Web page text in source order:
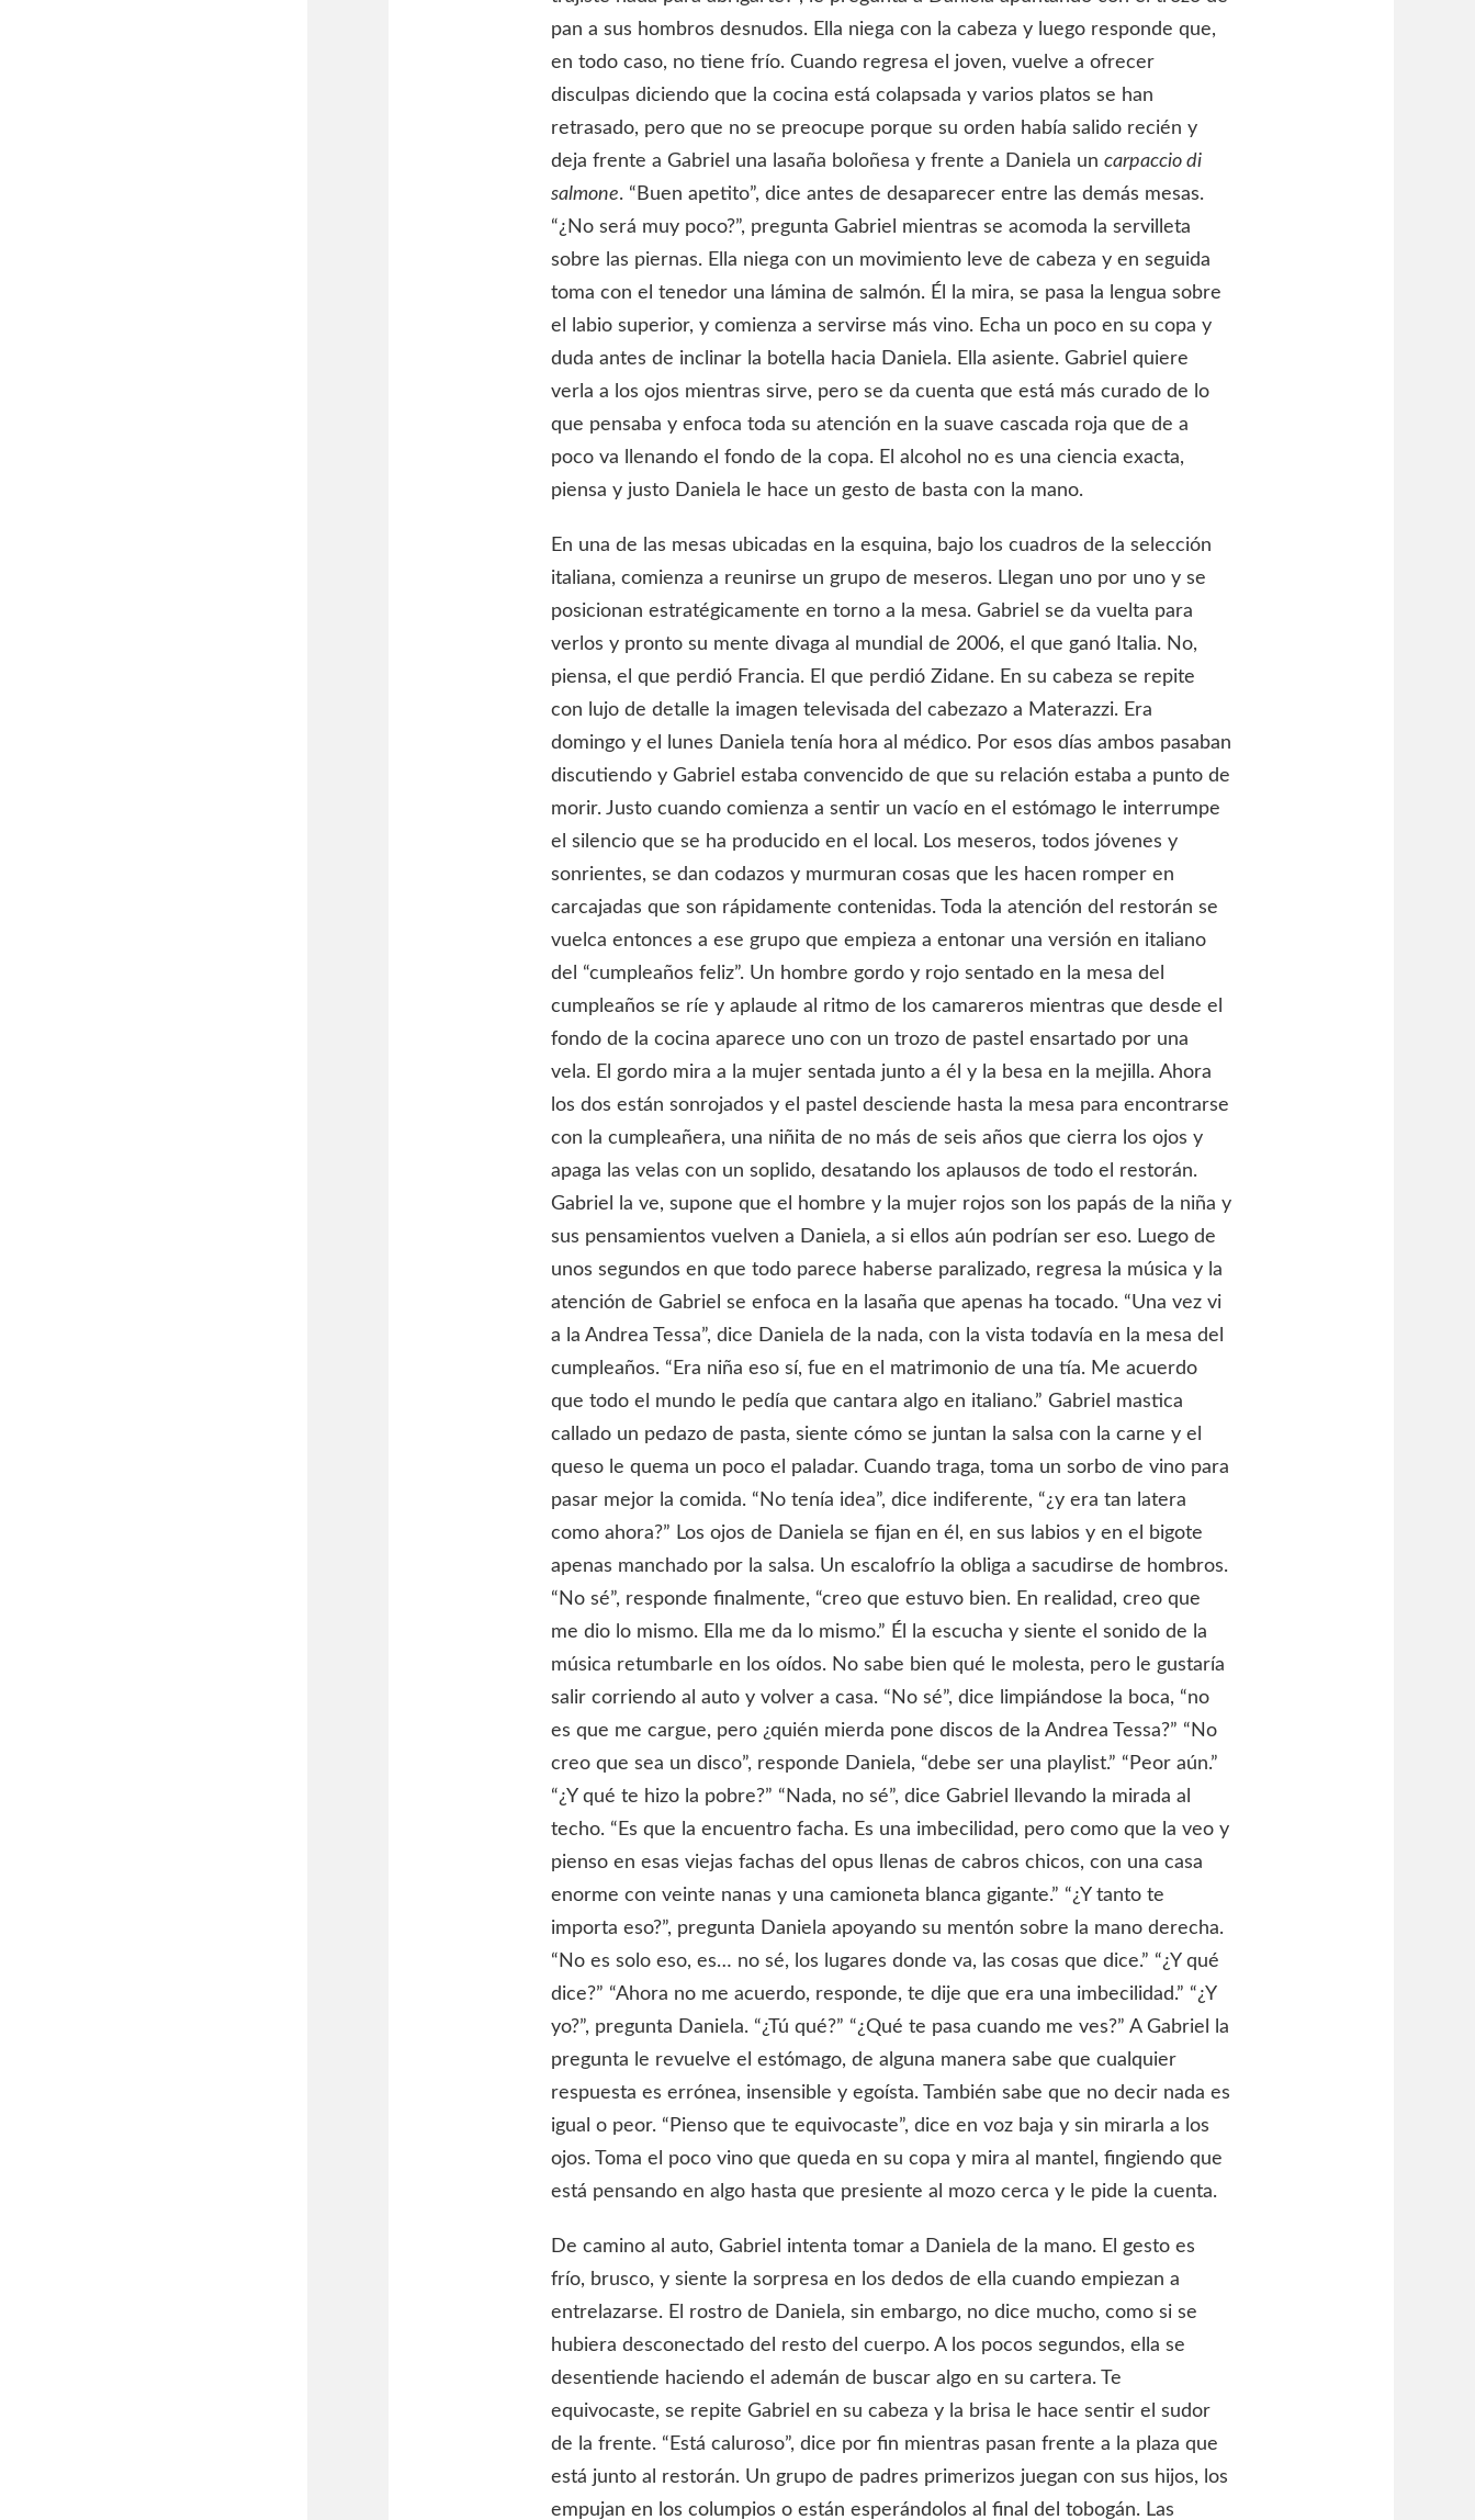
pan a sus hombros desnudos. Ella niega con la cabeza y luego responde que,
en todo caso, no tiene frío. Cuando regresa el joven, vuelve a ofrecer
disculpas diciendo que la cocina está colapsada y varios platos se han
retrasado, pero que no se preocupe porque su orden había salido recién y
deja frente a Gabriel una lasaña boloñesa y frente a Daniela un carpaccio di
salmone. “Buen apetito”, dice antes de desaparecer entre las demás mesas.
“¿No será muy poco?”, pregunta Gabriel mientras se acomoda la servilleta
sobre las piernas. Ella niega con un movimiento leve de cabeza y en seguida
toma con el tenedor una lámina de salmón. Él la mira, se pasa la lengua sobre
el labio superior, y comienza a servirse más vino. Echa un poco en su copa y
duda antes de inclinar la botella hacia Daniela. Ella asiente. Gabriel quiere
verla a los ojos mientras sirve, pero se da cuenta que está más curado de lo
que pensaba y enfoca toda su atención en la suave cascada roja que de a
poco va llenando el fondo de la copa. El alcohol no es una ciencia exacta,
piensa y justo Daniela le hace un gesto de basta con la mano.
En una de las mesas ubicadas en la esquina, bajo los cuadros de la selección
italiana, comienza a reunirse un grupo de meseros. Llegan uno por uno y se
posicionan estratégicamente en torno a la mesa. Gabriel se da vuelta para
verlos y pronto su mente divaga al mundial de 2006, el que ganó Italia. No,
piensa, el que perdió Francia. El que perdió Zidane. En su cabeza se repite
con lujo de detalle la imagen televisada del cabezazo a Materazzi. Era
domingo y el lunes Daniela tenía hora al médico. Por esos días ambos pasaban
discutiendo y Gabriel estaba convencido de que su relación estaba a punto de
morir. Justo cuando comienza a sentir un vacío en el estómago le interrumpe
el silencio que se ha producido en el local. Los meseros, todos jóvenes y
sonrientes, se dan codazos y murmuran cosas que les hacen romper en
carcajadas que son rápidamente contenidas. Toda la atención del restorán se
vuelca entonces a ese grupo que empieza a entonar una versión en italiano
del “cumpleaños feliz”. Un hombre gordo y rojo sentado en la mesa del
cumpleaños se ríe y aplaude al ritmo de los camareros mientras que desde el
fondo de la cocina aparece uno con un trozo de pastel ensartado por una
vela. El gordo mira a la mujer sentada junto a él y la besa en la mejilla. Ahora
los dos están sonrojados y el pastel desciende hasta la mesa para encontrarse
con la cumpleañera, una niñita de no más de seis años que cierra los ojos y
apaga las velas con un soplido, desatando los aplausos de todo el restorán.
Gabriel la ve, supone que el hombre y la mujer rojos son los papás de la niña y
sus pensamientos vuelven a Daniela, a si ellos aún podrían ser eso. Luego de
unos segundos en que todo parece haberse paralizado, regresa la música y la
atención de Gabriel se enfoca en la lasaña que apenas ha tocado. “Una vez vi
a la Andrea Tessa”, dice Daniela de la nada, con la vista todavía en la mesa del
cumpleaños. “Era niña eso sí, fue en el matrimonio de una tía. Me acuerdo
que todo el mundo le pedía que cantara algo en italiano.” Gabriel mastica
callado un pedazo de pasta, siente cómo se juntan la salsa con la carne y el
queso le quema un poco el paladar. Cuando traga, toma un sorbo de vino para
pasar mejor la comida. “No tenía idea”, dice indiferente, “¿y era tan latera
como ahora?” Los ojos de Daniela se fijan en él, en sus labios y en el bigote
apenas manchado por la salsa. Un escalofrío la obliga a sacudirse de hombros.
“No sé”, responde finalmente, “creo que estuvo bien. En realidad, creo que
me dio lo mismo. Ella me da lo mismo.” Él la escucha y siente el sonido de la
música retumbarle en los oídos. No sabe bien qué le molesta, pero le gustaría
salir corriendo al auto y volver a casa. “No sé”, dice limpiándose la boca, “no
es que me cargue, pero ¿quién mierda pone discos de la Andrea Tessa?” “No
creo que sea un disco”, responde Daniela, “debe ser una playlist.” “Peor aún.”
“¿Y qué te hizo la pobre?” “Nada, no sé”, dice Gabriel llevando la mirada al
techo. “Es que la encuentro facha. Es una imbecilidad, pero como que la veo y
pienso en esas viejas fachas del opus llenas de cabros chicos, con una casa
enorme con veinte nanas y una camioneta blanca gigante.” “¿Y tanto te
importa eso?”, pregunta Daniela apoyando su mentón sobre la mano derecha.
“No es solo eso, es… no sé, los lugares donde va, las cosas que dice.” “¿Y qué
dice?” “Ahora no me acuerdo, responde, te dije que era una imbecilidad.” “¿Y
yo?”, pregunta Daniela. “¿Tú qué?” “¿Qué te pasa cuando me ves?” A Gabriel la
pregunta le revuelve el estómago, de alguna manera sabe que cualquier
respuesta es errónea, insensible y egoísta. También sabe que no decir nada es
igual o peor. “Pienso que te equivocaste”, dice en voz baja y sin mirarla a los
ojos. Toma el poco vino que queda en su copa y mira al mantel, fingiendo que
está pensando en algo hasta que presiente al mozo cerca y le pide la cuenta.
De camino al auto, Gabriel intenta tomar a Daniela de la mano. El gesto es
frío, brusco, y siente la sorpresa en los dedos de ella cuando empiezan a
entrelazarse. El rostro de Daniela, sin embargo, no dice mucho, como si se
hubiera desconectado del resto del cuerpo. A los pocos segundos, ella se
desentiende haciendo el ademán de buscar algo en su cartera. Te
equivocaste, se repite Gabriel en su cabeza y la brisa le hace sentir el sudor
de la frente. “Está caluroso”, dice por fin mientras pasan frente a la plaza que
está junto al restorán. Un grupo de padres primerizos juegan con sus hijos, los
empujan en los columpios o están esperándolos al final del tobogán. Las